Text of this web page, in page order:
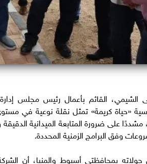
القائم بأعمال رئيس مجلس
«حياة كريمة» تمثل نقلة نوعية في
مشددًا على ضرورة المتابعة الميدانية
وفق البرامج الزمنية المحددة.
بمحافظتي أسيوط والمنيا، أن